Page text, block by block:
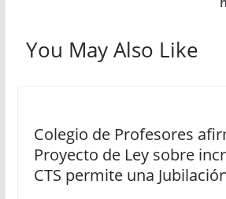
You May Also Like
Colegio de Profesores
Proyecto de Ley sobre
CTS permite una